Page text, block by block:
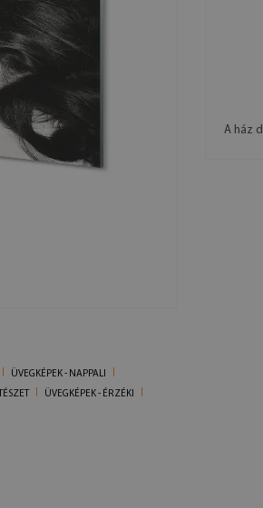
ÜVEGKÉPEK - NAPPALI
ÜVEGKÉPEK - ÉRZÉKI
A ház